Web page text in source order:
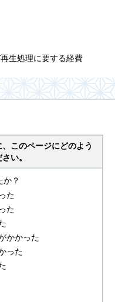
生処理に要する経費
このページにどのよう
い。
か？
た
た
かかった
った